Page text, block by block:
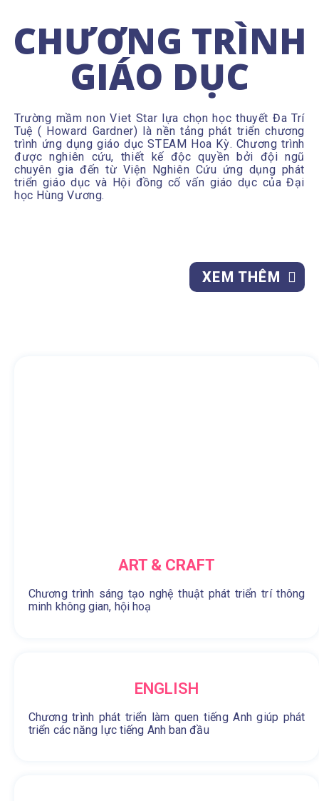
CHƯƠNG TRÌNH
GIÁO DỤC
Trường mầm non Viet Star lựa chọn học thuyết Đa Trí
Tuệ ( Howard Gardner) là nền tảng phát triển chương
trình ứng dụng giáo dục STEAM Hoa Kỳ. Chương trình
được nghiên cứu, thiết kế độc quyền bởi đội ngũ
chuyên gia đến từ Viện Nghiên Cứu ứng dụng phát
triển giáo dục và Hội đồng cố vấn giáo dục của Đại
học Hùng Vương.
XEM THÊM
ART & CRAFT
Chương trình sáng tạo nghệ thuật phát triển trí thông
minh không gian, hội hoạ
ENGLISH
Chương trình phát triển làm quen tiếng Anh giúp phát
triển các năng lực tiếng Anh ban đầu